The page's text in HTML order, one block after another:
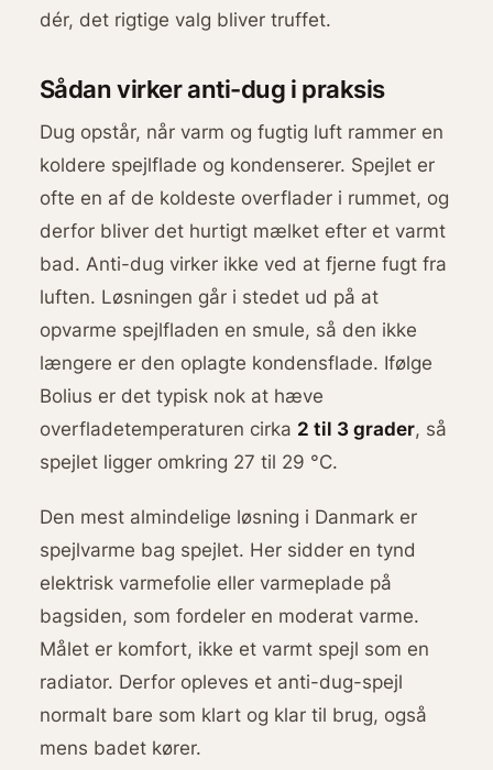
dér, det rigtige valg bliver truffet.
Sådan virker anti-dug i praksis
Dug opstår, når varm og fugtig luft rammer en
koldere spejlflade og kondenserer. Spejlet er
ofte en af de koldeste overflader i rummet, og
derfor bliver det hurtigt mælket efter et varmt
bad. Anti-dug virker ikke ved at fjerne fugt fra
luften. Løsningen går i stedet ud på at
opvarme spejlfladen en smule, så den ikke
længere er den oplagte kondensflade. Ifølge
Bolius er det typisk nok at hæve
overfladetemperaturen cirka 2 til 3 grader, så
spejlet ligger omkring 27 til 29 °C.
Den mest almindelige løsning i Danmark er
spejlvarme bag spejlet. Her sidder en tynd
elektrisk varmefolie eller varmeplade på
bagsiden, som fordeler en moderat varme.
Målet er komfort, ikke et varmt spejl som en
radiator. Derfor opleves et anti-dug-spejl
normalt bare som klart og klar til brug, også
mens badet kører.